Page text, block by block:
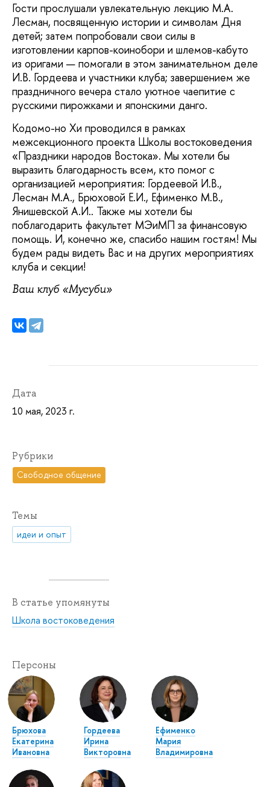
Гости прослушали увлекательную лекцию М.А.
Лесман, посвященную истории и символам Дня
детей; затем попробовали свои силы в
изготовлении карпов-коинобори и шлемов-кабуто
из оригами — помогали в этом занимательном деле
И.В. Гордеева и участники клуба; завершением же
праздничного вечера стало уютное чаепитие с
русскими пирожками и японскими данго.
Кодомо-но Хи проводился в рамках
межсекционного проекта Школы востоковедения
«Праздники народов Востока». Мы хотели бы
выразить благодарность всем, кто помог с
организацией мероприятия: Гордеевой И.В.,
Лесман М.А., Брюховой Е.И., Ефименко М.В.,
Янишевской А.И.. Также мы хотели бы
поблагодарить факультет МЭиМП за финансовую
помощь. И, конечно же, спасибо нашим гостям! Мы
будем рады видеть Вас и на других мероприятиях
клуба и секции!
Ваш клуб «Мусуби»
Дата
10 мая, 2023 г.
Рубрики
Свободное общение
Темы
идеи и опыт
В статье упомянуты
Школа востоковедения
Персоны
Брюхова
Екатерина
Ивановна
Гордеева
Ирина
Викторовна
Ефименко
Мария
Владимировна